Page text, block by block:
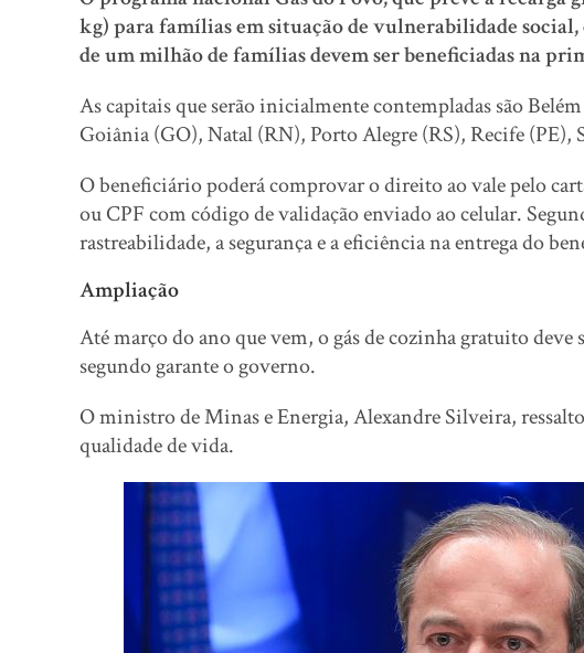
kg) para famílias em situação de vulnerabilidade
de um milhão de famílias devem ser beneficiadas na
As capitais que serão inicialmente contempladas são
Goiânia (GO), Natal (RN), Porto Alegre (RS), Recife (PE),
O beneficiário poderá comprovar o direito ao vale pelo
ou CPF com código de validação enviado ao celular.
rastreabilidade, a segurança e a eficiência na entrega do
Ampliação
Até março do ano que vem, o gás de cozinha gratuito
segundo garante o governo.
O ministro de Minas e Energia, Alexandre Silveira,
qualidade de vida.